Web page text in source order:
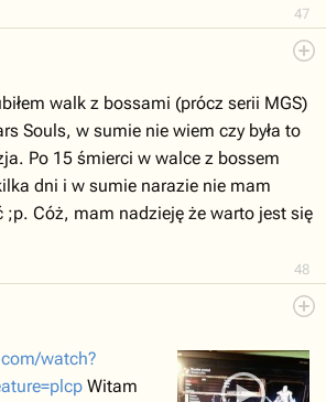
47
48
walk z bossami (prócz serii MGS)
Souls, w sumie nie wiem czy była to
Po 15 śmierci w walce z bossem
dni i w sumie narazie nie mam
;p. Cóż, mam nadzieję że warto jest się
watch?
Witam